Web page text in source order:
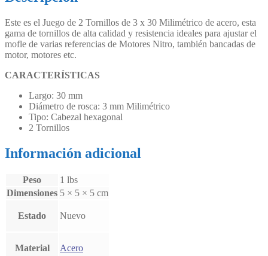
30
mm
Milimétrico
(Motores
y
cantidad
Este es el Juego de 2 Tornillos de 3 x 30 Milimétrico de acero, esta
gama de tornillos de alta calidad y resistencia ideales para ajustar el
mofle de varias referencias de Motores Nitro, también bancadas de
motor, motores etc.
CARACTERÍSTICAS
Largo: 30 mm
Diámetro de rosca: 3 mm Milimétrico
Tipo: Cabezal hexagonal
2 Tornillos
Información adicional
Peso
1 lbs
Dimensiones 5 × 5 × 5 cm
Estado Nuevo
Material Acero